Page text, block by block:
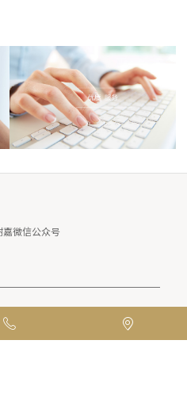
嘉微信公众号
树嘉家居有限公司
号
 